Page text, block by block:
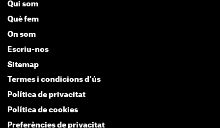
Qui som
Què fem
On som
Escriu-nos
Sitemap
Termes i condicions d'ús
Política de privacitat
Política de cookies
Preferències de privacitat